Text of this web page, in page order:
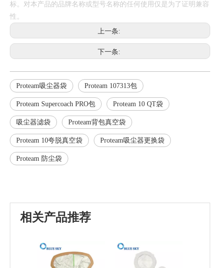
标。对本产品的品牌名称或型号名称的任何使用仅是为了证明兼容
性。
上一条:
下一条:
Proteam吸尘器袋 Proteam 107313包
Proteam Supercoach PRO包 Proteam 10 QT袋
吸尘器滤袋 Proteam背包真空袋
Proteam 10夸脱真空袋 Proteam吸尘器更换袋
Proteam 防尘袋
相关产品推荐